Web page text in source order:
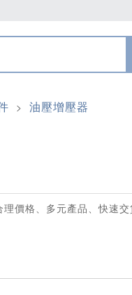
> 油壓增壓器
價格、多元產品、快速